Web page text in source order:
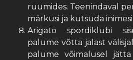
ruumides. Teenindaval
märkusi ja kutsuda
Arigato spordiklubi
palume võtta jalast
palume võimalusel